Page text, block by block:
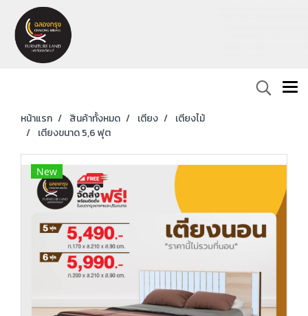
หน้าแรก สินค้าทั้งหมด เตียง
เตียงไม้
เตียงขนาด 5,6 ฟุต
New